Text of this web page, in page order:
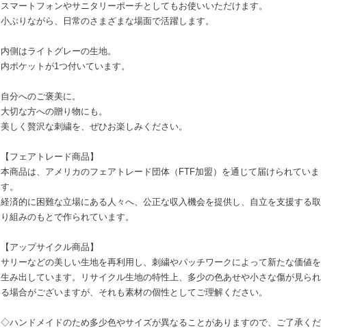
スマートフォンやサニタリーポーチとしてもお使いいただけます。
小ぶりながら、日常のさまざまな場面で活躍します。
内側はライトグレーの生地。
内ポケットが1つ付いています。
自分へのご褒美に。
大切な方への贈り物にも。
美しく贅沢な刺繍を、ぜひお楽しみください。
【フェアトレード商品】
本商品は、アメリカのフェアトレード団体（FTF加盟）を通じて届けられていま
す。
経済的に困難な立場にある人々へ、公正な収入機会を提供し、自立を支援する取
り組みのもとで作られています。
【アップサイクル商品】
サリーなどの美しい生地を再利用し、刺繍やパッチワークによって新たな価値を
生み出しています。リサイクル生地の特性上、多少の色あせや小さな傷が見られ
る場合がございますが、それも素材の個性としてご理解ください。
◇ハンドメイドのため多少色やサイズが異なることがありますので、ご了承くだ